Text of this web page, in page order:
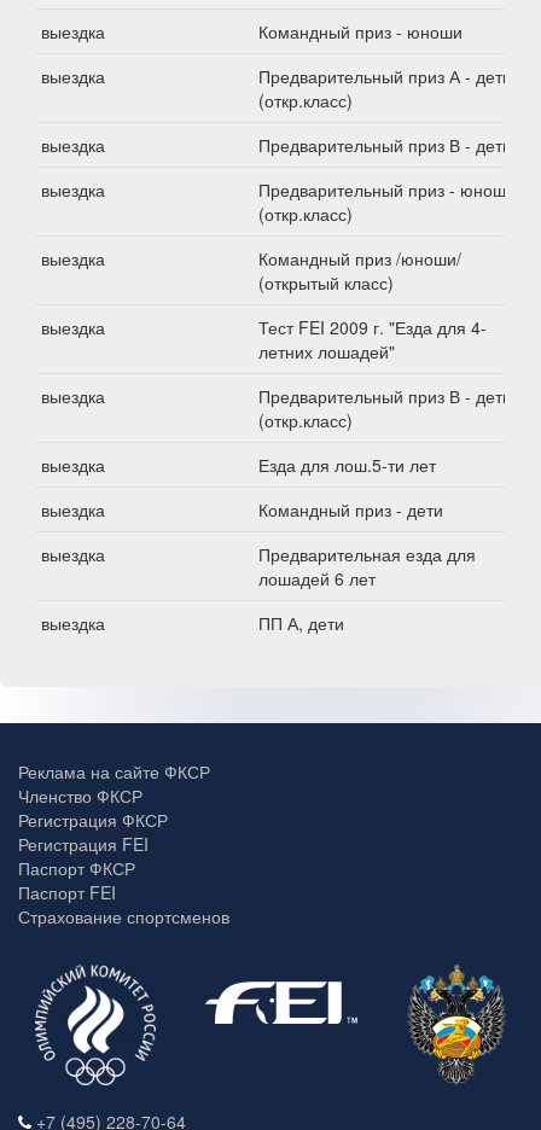
выездка
Командный приз - юноши
выездка
Предварительный приз А - дети
(откр.класс)
выездка
Предварительный приз В - дети
выездка
Предварительный приз - юноши
(откр.класс)
выездка
Командный приз /юноши/
(открытый класс)
выездка
Тест FEI 2009 г. "Езда для 4-
летних лошадей"
выездка
Предварительный приз В - дети
(откр.класс)
выездка
Езда для лош.5-ти лет
выездка
Командный приз - дети
выездка
Предварительная езда для
лошадей 6 лет
выездка
ПП А, дети
Реклама на сайте ФКСР
Членство ФКСР
Регистрация ФКСР
Регистрация FEI
Паспорт ФКСР
Паспорт FEI
Страхование спортсменов
+7 (495) 228-70-64